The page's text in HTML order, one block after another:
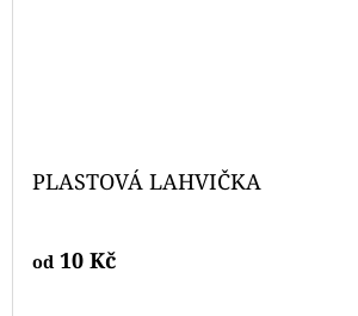
PLASTOVÁ LAHVIČKA
od10 Kč